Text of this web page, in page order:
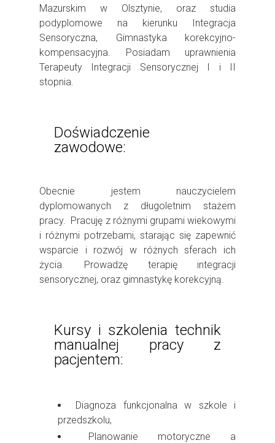
Mazurskim w Olsztynie, oraz studia
podyplomowe na kierunku Integracja
Sensoryczna, Gimnastyka korekcyjno-
kompensacyjna. Posiadam uprawnienia
Terapeuty Integracji Sensorycznej I i II
stopnia.
Doświadczenie
zawodowe:
Obecnie jestem nauczycielem
dyplomowanych z długoletnim stażem
pracy. Pracuję z różnymi grupami wiekowymi
i różnymi potrzebami, starając się zapewnić
wsparcie i rozwój w różnych sferach ich
życia. Prowadzę terapię integracji
sensorycznej, oraz gimnastykę korekcyjną.
Kursy i szkolenia technik
manualnej pracy z
pacjentem:
Diagnoza funkcjonalna w szkole i
przedszkolu,
Planowanie motoryczne a